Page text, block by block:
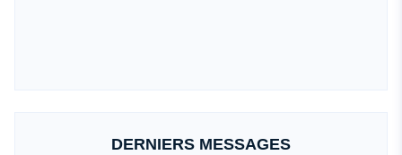
DERNIERS MESSAGES